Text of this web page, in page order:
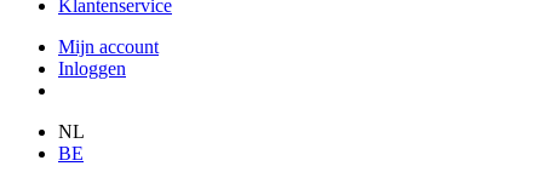
Klantenservice
Mijn account
Inloggen
NL
BE